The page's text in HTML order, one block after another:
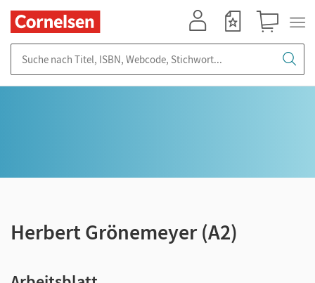
Herbert Grönemeyer (A2)